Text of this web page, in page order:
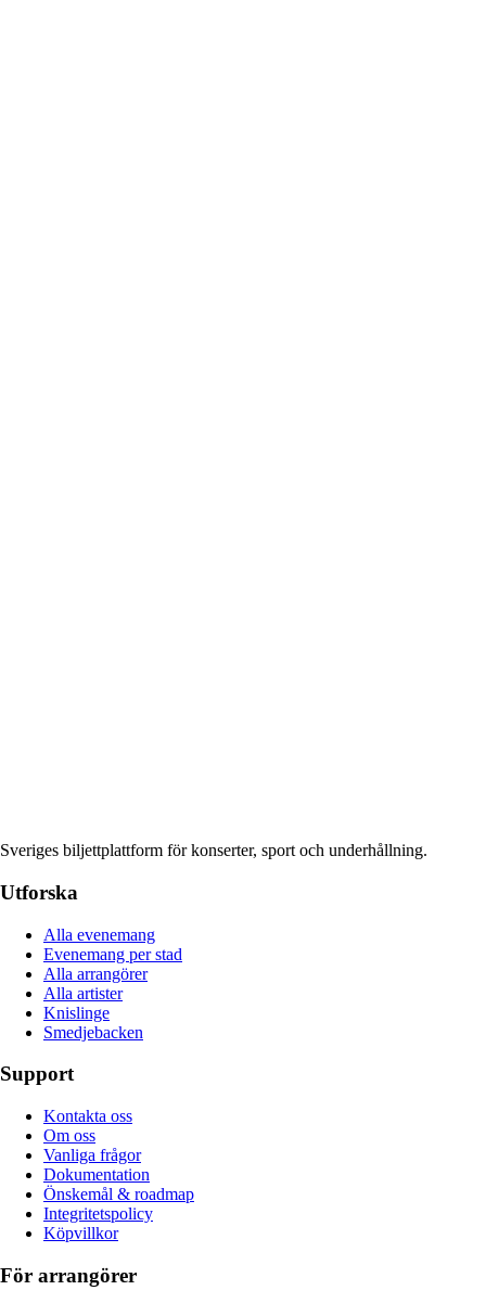
Sveriges biljettplattform för konserter, sport och underhållning.
Utforska
Alla evenemang
Evenemang per stad
Alla arrangörer
Alla artister
Knislinge
Smedjebacken
Support
Kontakta oss
Om oss
Vanliga frågor
Dokumentation
Önskemål & roadmap
Integritetspolicy
Köpvillkor
För arrangörer